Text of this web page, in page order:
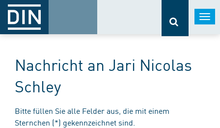
Nachricht an Jari Nicolas
Schley
Bitte füllen Sie alle Felder aus, die mit einem
Sternchen (*) gekennzeichnet sind.